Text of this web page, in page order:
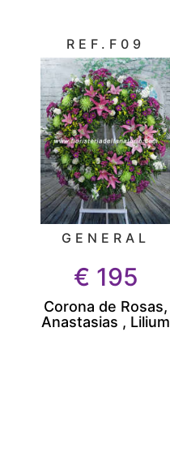
REF.F09
GENERAL
€ 195
Corona de Rosas,
Anastasias , Lilium